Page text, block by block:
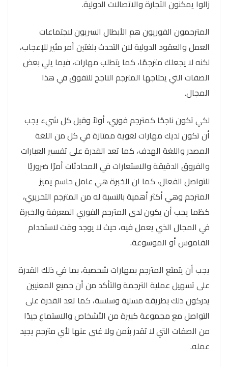
زالوا يمكنون التجارة والاتصالات الدولية.
المترجمون الفوريون هم الأبطال السريون لاجتماعات
العمل والعقود الدولية لان التحدث بلغتين أمر مثير للإعجاب،
لكنه لا يجعلك مترجمًا، كما يتطلب مهارات، فيما يلي بعض
الصفات التي يحتاجها المترجم الناجح للتفوق في هذا
المجال.
لكي تكون ناجحًا كمترجم فوري، أولاً وقبل كل شيء يجب
أن تكون لديك مهارات لغوية ممتازة في كل من اللغة
المصدر واللغة الهدف، كما تعد القدرة على تفسير العبارات
والفروق الدقيقة والاستعارات في المحادثات أمرًا ضروريًا
للتواصل الفعال، كما ان الخبرة هي عامل حاسم يميز
المترجم وهي أكثر أهمية بالنسبة له من المترجم التحريري،
كظما يجب أن يكون لدى المترجم الفوري المعرفة والخبرة
في المجال الذي يعمل فيه، حيث لا يوجد وقت لاستخدام
القاموس أو الموسوعة.
يجب أن يتمتع المترجم بمهارات شخصية، بما في ذلك القدرة
على تسهيل عملية الترجمة والتأكد من أن جميع المعنيين
يدركون ذلك بطريقة مسلية وسلسة، كما تعد القدرة على
التواصل مع مجموعة كبيرة من الأشخاص والاستماع جيدًا
من الصفات التي لا تقدر بثمن ولا غنى عنها لأي مترجم يجيد
عمله.